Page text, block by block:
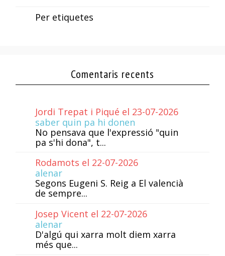
Per etiquetes
Comentaris recents
Jordi Trepat i Piqué el 23-07-2026
saber quin pa hi donen
No pensava que l'expressió "quin
pa s'hi dona", t...
Rodamots el 22-07-2026
alenar
Segons Eugeni S. Reig a El valencià
de sempre...
Josep Vicent el 22-07-2026
alenar
D'algú qui xarra molt diem xarra
més que...